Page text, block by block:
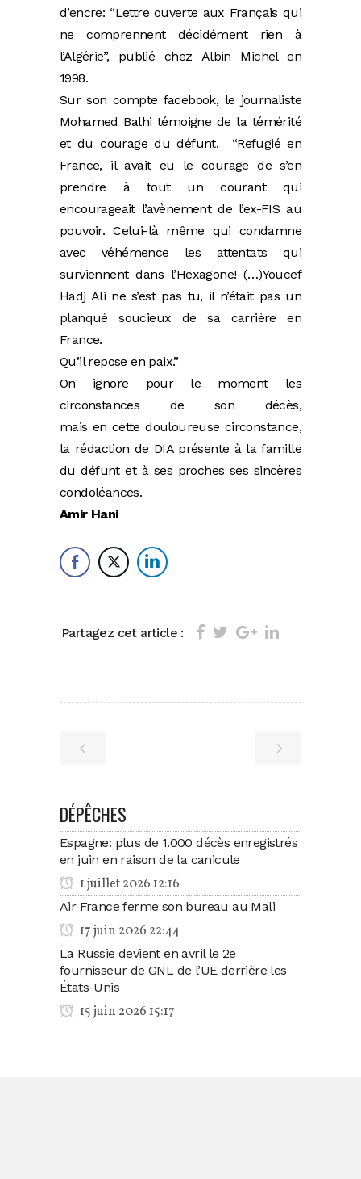
d’encre: “Lettre ouverte aux Français qui
ne comprennent décidément rien à
l’Algérie”, publié chez Albin Michel en
1998.
Sur son compte facebook, le journaliste
Mohamed Balhi témoigne de la témérité
et du courage du défunt. “Refugié en
France, il avait eu le courage de s’en
prendre à tout un courant qui
encourageait l’avènement de l’ex-FIS au
pouvoir. Celui-là même qui condamne
avec véhémence les attentats qui
surviennent dans l’Hexagone! (…)Youcef
Hadj Ali ne s’est pas tu, il n’était pas un
planqué soucieux de sa carrière en
France.
Qu’il repose en paix.”
On ignore pour le moment les
circonstances de son décès,
mais en cette douloureuse circonstance,
la rédaction de DIA présente à la famille
du défunt et à ses proches ses sincères
condoléances.
Amir Hani
Partagez cet article :
DÉPÊCHES
Espagne: plus de 1.000 décès enregistrés
en juin en raison de la canicule
1 juillet 2026 12:16
Air France ferme son bureau au Mali
17 juin 2026 22:44
La Russie devient en avril le 2e
fournisseur de GNL de l’UE derrière les
États-Unis
15 juin 2026 15:17